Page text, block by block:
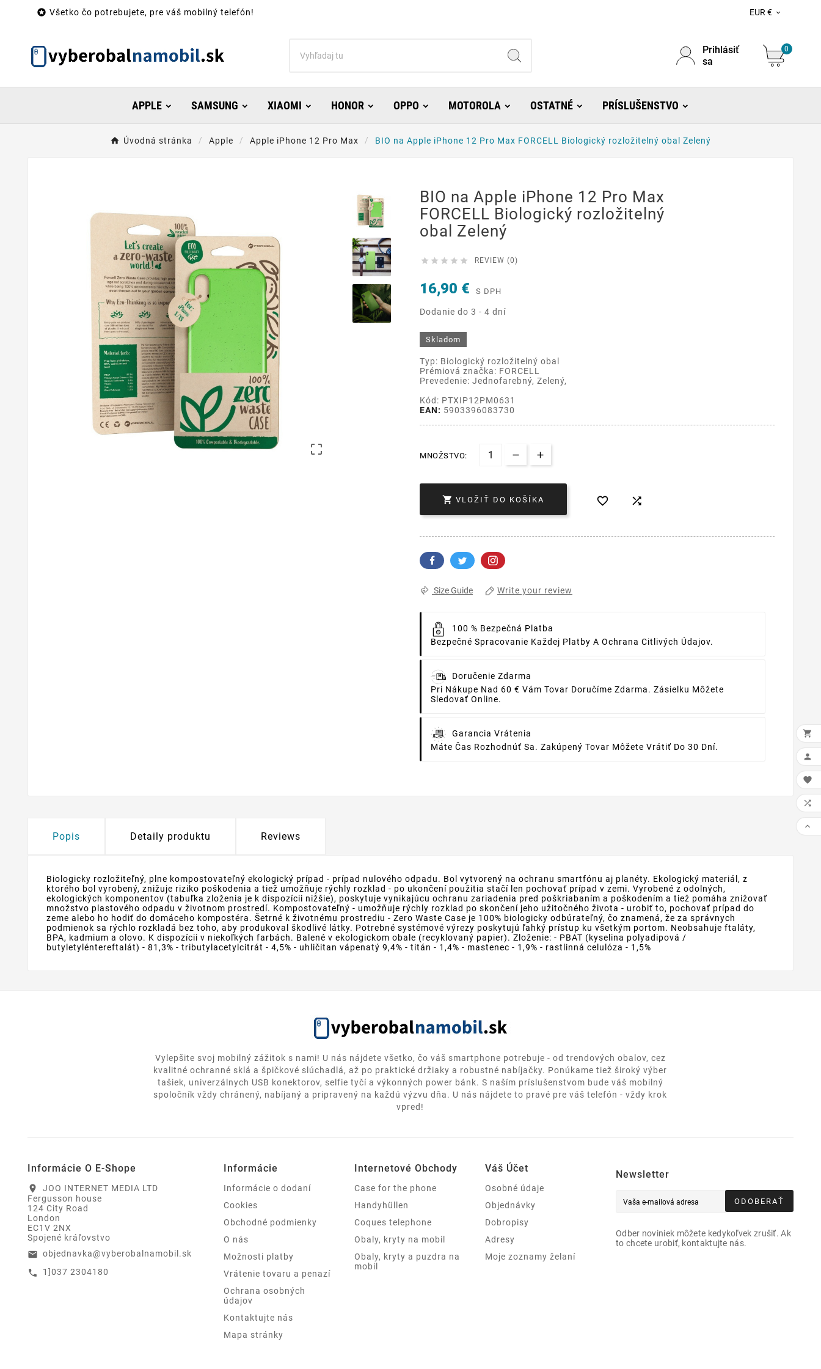
 Všetko čo potrebujete, pre váš mobilný telefón! EUR € 
Prihlásiť
sa
0
APPLE SAMSUNG XIAOMI HONOR OPPO MOTOROLA OSTATNÉ PRÍSLUŠENSTVO
Úvodná stránka Apple Apple iPhone 12 Pro Max BIO na Apple iPhone 12 Pro Max FORCELL Biologický rozložitelný obal Zelený

BIO na Apple iPhone 12 Pro Max
FORCELL Biologický rozložitelný
obal Zelený
     REVIEW (0)
16,90 € S DPH
Dodanie do 3 - 4 dní
Skladom
Typ: Biologický rozložitelný obal
Prémiová značka: FORCELL
Prevedenie: Jednofarebný, Zelený,
Kód: PTXIP12PM0631
EAN: 5903396083730
MNOŽSTVO:
 VLOŽIŤ DO KOŠÍKA  
Size Guide Write your review
100 % Bezpečná Platba
Bezpečné Spracovanie Každej Platby A Ochrana Citlivých Údajov.
Doručenie Zdarma
Pri Nákupe Nad 60 € Vám Tovar Doručíme Zdarma. Zásielku Môžete
Sledovať Online.
Garancia Vrátenia
Máte Čas Rozhodnúť Sa. Zakúpený Tovar Môžete Vrátiť Do 30 Dní.
Popis Detaily produktu Reviews
Biologicky rozložiteľný, plne kompostovateľný ekologický prípad - prípad nulového odpadu. Bol vytvorený na ochranu smartfónu aj planéty. Ekologický materiál, z
ktorého bol vyrobený, znižuje riziko poškodenia a tiež umožňuje rýchly rozklad - po ukončení použitia stačí len pochovať prípad v zemi. Vyrobené z odolných,
ekologických komponentov (tabuľka zloženia je k dispozícii nižšie), poskytuje vynikajúcu ochranu zariadenia pred poškriabaním a poškodením a tiež pomáha znižovať
množstvo plastového odpadu v životnom prostredí. Kompostovateľný - umožňuje rýchly rozklad po skončení jeho užitočného života - urobiť to, pochovať prípad do
zeme alebo ho hodiť do domáceho kompostéra. Šetrné k životnému prostrediu - Zero Waste Case je 100% biologicky odbúrateľný, čo znamená, že za správnych
podmienok sa rýchlo rozkladá bez toho, aby produkoval škodlivé látky. Potrebné systémové výrezy poskytujú ľahký prístup ku všetkým portom. Neobsahuje ftaláty,
BPA, kadmium a olovo. K dispozícii v niekoľkých farbách. Balené v ekologickom obale (recyklovaný papier). Zloženie: - PBAT (kyselina polyadipová /
butyletyléntereftalát) - 81,3% - tributylacetylcitrát - 4,5% - uhličitan vápenatý 9,4% - titán - 1,4% - mastenec - 1,9% - rastlinná celulóza - 1,5%
Vylepšite svoj mobilný zážitok s nami! U nás nájdete všetko, čo váš smartphone potrebuje - od trendových obalov, cez
kvalitné ochranné sklá a špičkové slúchadlá, až po praktické držiaky a robustné nabíjačky. Ponúkame tiež široký výber
tašiek, univerzálnych USB konektorov, selfie tyčí a výkonných power bánk. S naším príslušenstvom bude váš mobilný
spoločník vždy chránený, nabíjaný a pripravený na každú výzvu dňa. U nás nájdete to pravé pre váš telefón - vždy krok
vpred!
Informácie O E-Shope
location_on
JOO INTERNET MEDIA LTD
Fergusson house
124 City Road
London
EC1V 2NX
Spojené kráľovstvo
email objednavka@vyberobalnamobil.sk
call 1]037 2304180
Informácie
Informácie o dodaní
Cookies
Obchodné podmienky
O nás
Možnosti platby
Vrátenie tovaru a penazí
Ochrana osobných
údajov
Kontaktujte nás
Mapa stránky
Internetové Obchody
Case for the phone
Handyhüllen
Coques telephone
Obaly, kryty na mobil
Obaly, kryty a puzdra na
mobil
Váš Účet
Osobné údaje
Objednávky
Dobropisy
Adresy
Moje zoznamy želaní
Newsletter
ODOBERAŤ
Odber noviniek môžete kedykoľvek zrušiť. Ak
to chcete urobiť, kontaktujte nás.




